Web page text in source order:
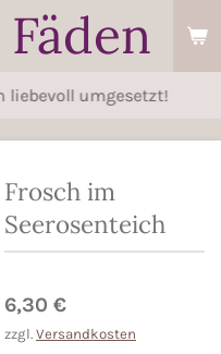
liebevoll umgesetzt!
Frosch im
Seerosenteich
6,30 €
zzgl. Versandkosten